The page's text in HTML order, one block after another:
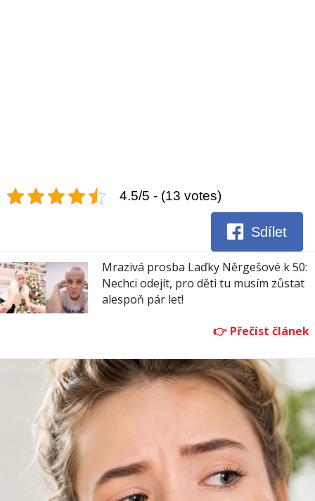
4.5/5 - (13 votes)
Sdílet
Mrazivá prosba Laďky Něrgešové k 50:
Nechci odejít, pro děti tu musím zůstat
alespoň pár let!